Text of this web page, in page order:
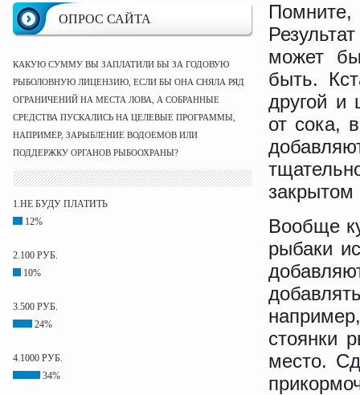
ОПРОС САЙТА
КАКУЮ СУММУ ВЫ ЗАПЛАТИЛИ БЫ ЗА ГОДОВУЮ
РЫБОЛОВНУЮ ЛИЦЕНЗИЮ, ЕСЛИ БЫ ОНА СНЯЛА РЯД
ОГРАНИЧЕНИЙ НА МЕСТА ЛОВА, А СОБРАННЫЕ
СРЕДСТВА ПУСКАЛИСЬ НА ЦЕЛЕВЫЕ ПРОГРАММЫ,
НАПРИМЕР, ЗАРЫБЛЕНИЕ ВОДОЕМОВ ИЛИ
ПОДДЕРЖКУ ОРГАНОВ РЫБООХРАНЫ?
1.НЕ БУДУ ПЛАТИТЬ
12%
2.100 РУБ.
10%
3.500 РУБ.
24%
4.1000 РУБ.
34%
Помните,
может
быть.
другой и
от сока,
закрытом
Вообще
рыбаки
стоянки
место.